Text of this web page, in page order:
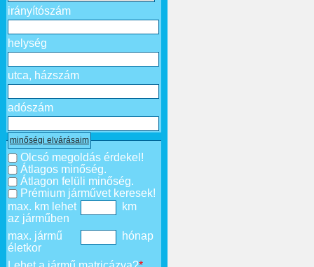
irányítószám
helység
utca, házszám
adószám
minőségi elvárásaim
Olcsó megoldás érdekel!
Átlagos minőség.
Átlagon felüli minőség.
Prémium járművet keresek!
max. km lehet
az járműben
km
max. jármű
életkor
hónap